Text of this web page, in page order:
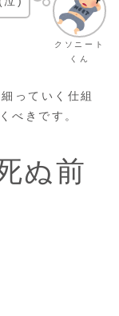
クソニート
くん
っていく仕組
べきです。
ぬ前